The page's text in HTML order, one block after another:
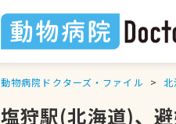
動物病院ドクターズ・ファイル 北
塩狩駅(北海道)、